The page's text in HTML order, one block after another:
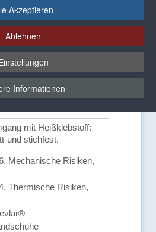
mit Heißklebstoff:
und stichfest.
Mechanische Risiken,
Thermische Risiken,
Akzeptieren
Ablehnen
Informationen